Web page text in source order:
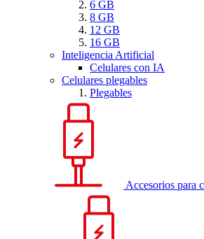
6 GB
8 GB
12 GB
16 GB
Inteligencia Artificial
Celulares con IA
Celulares plegables
Plegables
Accesorios para